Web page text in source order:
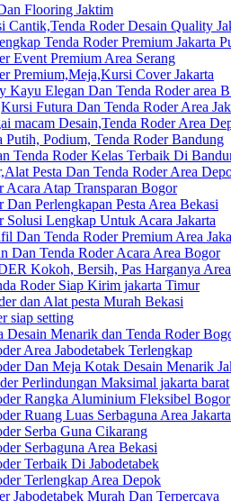
Flooring Jaktim
Roder Desain Quality
Tenda Roder Premium Jakarta
Event Premium Area Serang
Premium,Meja,Kursi Cover Jakarta
Kayu Elegan Dan Tenda Roder area
Futura Dan Tenda Roder Area
macam Desain,Tenda Roder Area
Putih, Podium, Tenda Roder Bandung
Tenda Roder Kelas Terbaik Di
Pesta Dan Tenda Roder Area
Acara Atap Transparan Bogor
Perlengkapan Pesta Area Bekasi
Solusi Lengkap Untuk Acara Jakarta
Dan Tenda Roder Premium Area
Dan Tenda Roder Acara Area Bogor
Kokoh, Bersih, Pas Harganya Area
Roder Siap Kirim jakarta Timur
dan Alat pesta Murah Bekasi
siap setting
Desain Menarik dan Tenda Roder
Area Jabodetabek Terlengkap
Dan Meja Kotak Desain Menarik
Perlindungan Maksimal jakarta barat
Rangka Aluminium Fleksibel Bogor
Ruang Luas Serbaguna Area Jakarta
Serba Guna Cikarang
Serbaguna Area Bekasi
Terbaik Di Jabodetabek
Terlengkap Area Depok
Jabodetabek Murah Dan Terpercaya